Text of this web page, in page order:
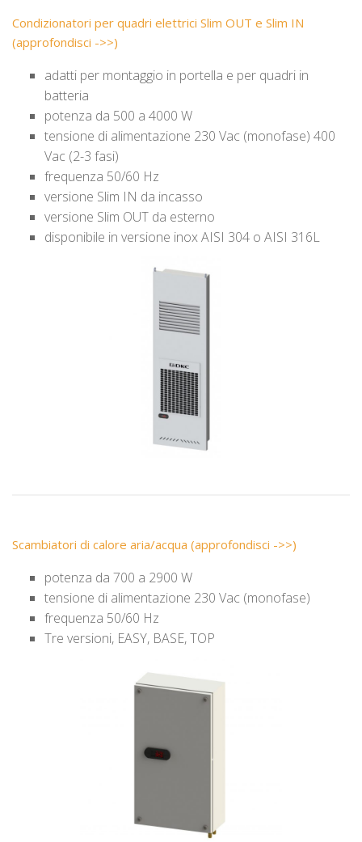
Condizionatori per quadri elettrici Slim OUT e Slim IN
(approfondisci ->>)
adatti per montaggio in portella e per quadri in
batteria
potenza da 500 a 4000 W
tensione di alimentazione 230 Vac (monofase) 400
Vac (2-3 fasi)
frequenza 50/60 Hz
versione Slim IN da incasso
versione Slim OUT da esterno
disponibile in versione inox AISI 304 o AISI 316L
Scambiatori di calore aria/acqua (approfondisci ->>)
potenza da 700 a 2900 W
tensione di alimentazione 230 Vac (monofase)
frequenza 50/60 Hz
Tre versioni, EASY, BASE, TOP